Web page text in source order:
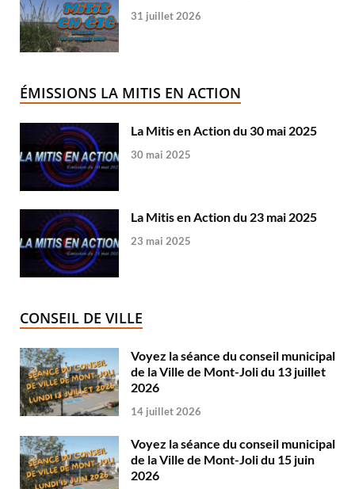
31 juillet 2026
ÉMISSIONS LA MITIS EN ACTION
La Mitis en Action du 30 mai 2025
30 mai 2025
La Mitis en Action du 23 mai 2025
23 mai 2025
CONSEIL DE VILLE
Voyez la séance du conseil municipal
de la Ville de Mont-Joli du 13 juillet
2026
14 juillet 2026
Voyez la séance du conseil municipal
de la Ville de Mont-Joli du 15 juin
2026